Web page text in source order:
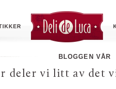
BLOGGEN VÅR
deler vi litt av det